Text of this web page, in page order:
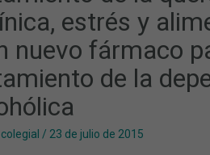
estrés y
nuevo fármaco
de la
/ 23 de julio de 2015